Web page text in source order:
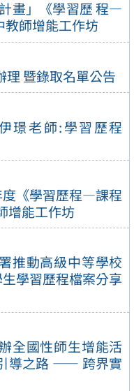
畫」《學習歷 程—
師增能工作坊
理 暨錄取名單公告
璟老師:學習歷程
《學習歷程—課程
增能工作坊
推動高級中等學校
學習歷程檔案分享
全國性師生增能活
導之路 —— 跨界實